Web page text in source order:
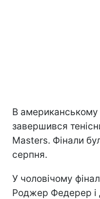
В американському
завершився
Masters. Фінали
серпня.
У чоловічому
Роджер Федерер